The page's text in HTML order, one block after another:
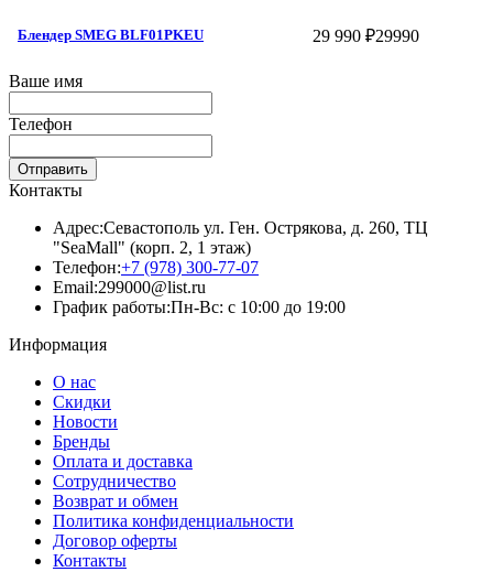
Блендер SMEG BLF01PKEU 29 990 ₽29990
Ваше имя
Телефон
Отправить
Контакты
Адрес:Севастополь ул. Ген. Острякова, д. 260, ТЦ
"SeaMall" (корп. 2, 1 этаж)
Телефон:+7 (978) 300-77-07
Email:299000@list.ru
График работы:Пн-Вс: с 10:00 до 19:00
Информация
О нас
Скидки
Новости
Бренды
Оплата и доставка
Сотрудничество
Возврат и обмен
Политика конфиденциальности
Договор оферты
Контакты